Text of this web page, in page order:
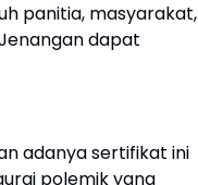
panitia, masyarakat,
dapat
adanya sertifikat ini
polemik yang